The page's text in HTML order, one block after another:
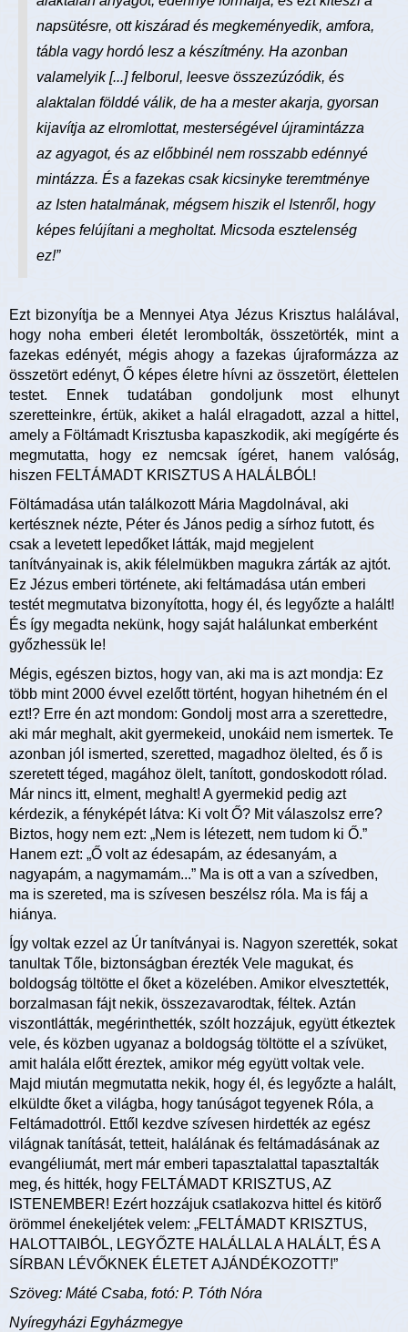
napsütésre, ott kiszárad és megkeményedik, amfora,
tábla vagy hordó lesz a készítmény. Ha azonban
valamelyik [...] felborul, leesve összezúzódik, és
alaktalan földdé válik, de ha a mester akarja, gyorsan
kijavítja az elromlottat, mesterségével újramintázza
az agyagot, és az előbbinél nem rosszabb edénnyé
mintázza. És a fazekas csak kicsinyke teremtménye
az Isten hatalmának, mégsem hiszik el Istenről, hogy
képes felújítani a megholtat. Micsoda esztelenség
ez!”
Ezt bizonyítja be a Mennyei Atya Jézus Krisztus halálával,
hogy noha emberi életét lerombolták, összetörték, mint a
fazekas edényét, mégis ahogy a fazekas újraformázza az
összetört edényt, Ő képes életre hívni az összetört, élettelen
testet. Ennek tudatában gondoljunk most elhunyt
szeretteinkre, értük, akiket a halál elragadott, azzal a hittel,
amely a Föltámadt Krisztusba kapaszkodik, aki megígérte és
megmutatta, hogy ez nemcsak ígéret, hanem valóság,
hiszen FELTÁMADT KRISZTUS A HALÁLBÓL!
Föltámadása után találkozott Mária Magdolnával, aki
kertésznek nézte, Péter és János pedig a sírhoz futott, és
csak a levetett lepedőket látták, majd megjelent
tanítványainak is, akik félelmükben magukra zárták az ajtót.
Ez Jézus emberi története, aki feltámadása után emberi
testét megmutatva bizonyította, hogy él, és legyőzte a halált!
És így megadta nekünk, hogy saját halálunkat emberként
győzhessük le!
Mégis, egészen biztos, hogy van, aki ma is azt mondja: Ez
több mint 2000 évvel ezelőtt történt, hogyan hihetném én el
ezt!? Erre én azt mondom: Gondolj most arra a szerettedre,
aki már meghalt, akit gyermekeid, unokáid nem ismertek. Te
azonban jól ismerted, szeretted, magadhoz ölelted, és ő is
szeretett téged, magához ölelt, tanított, gondoskodott rólad.
Már nincs itt, elment, meghalt! A gyermekid pedig azt
kérdezik, a fényképét látva: Ki volt Ő? Mit válaszolsz erre?
Biztos, hogy nem ezt: „Nem is létezett, nem tudom ki Ő.”
Hanem ezt: „Ő volt az édesapám, az édesanyám, a
nagyapám, a nagymamám...” Ma is ott a van a szívedben,
ma is szereted, ma is szívesen beszélsz róla. Ma is fáj a
hiánya.
Így voltak ezzel az Úr tanítványai is. Nagyon szerették, sokat
tanultak Tőle, biztonságban érezték Vele magukat, és
boldogság töltötte el őket a közelében. Amikor elvesztették,
borzalmasan fájt nekik, összezavarodtak, féltek. Aztán
viszontlátták, megérinthették, szólt hozzájuk, együtt étkeztek
vele, és közben ugyanaz a boldogság töltötte el a szívüket,
amit halála előtt éreztek, amikor még együtt voltak vele.
Majd miután megmutatta nekik, hogy él, és legyőzte a halált,
elküldte őket a világba, hogy tanúságot tegyenek Róla, a
Feltámadottról. Ettől kezdve szívesen hirdették az egész
világnak tanítását, tetteit, halálának és feltámadásának az
evangéliumát, mert már emberi tapasztalattal tapasztalták
meg, és hitték, hogy FELTÁMADT KRISZTUS, AZ
ISTENEMBER! Ezért hozzájuk csatlakozva hittel és kitörő
örömmel énekeljétek velem: „FELTÁMADT KRISZTUS,
HALOTTAIBÓL, LEGYŐZTE HALÁLLAL A HALÁLT, ÉS A
SÍRBAN LÉVŐKNEK ÉLETET AJÁNDÉKOZOTT!”
Szöveg: Máté Csaba, fotó: P. Tóth Nóra
Nyíregyházi Egyházmegye